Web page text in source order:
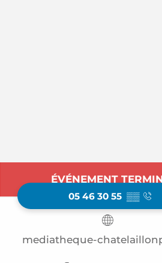
ÉVÉNEMENT
05 46 30 55 ▒▒
mediatheque-